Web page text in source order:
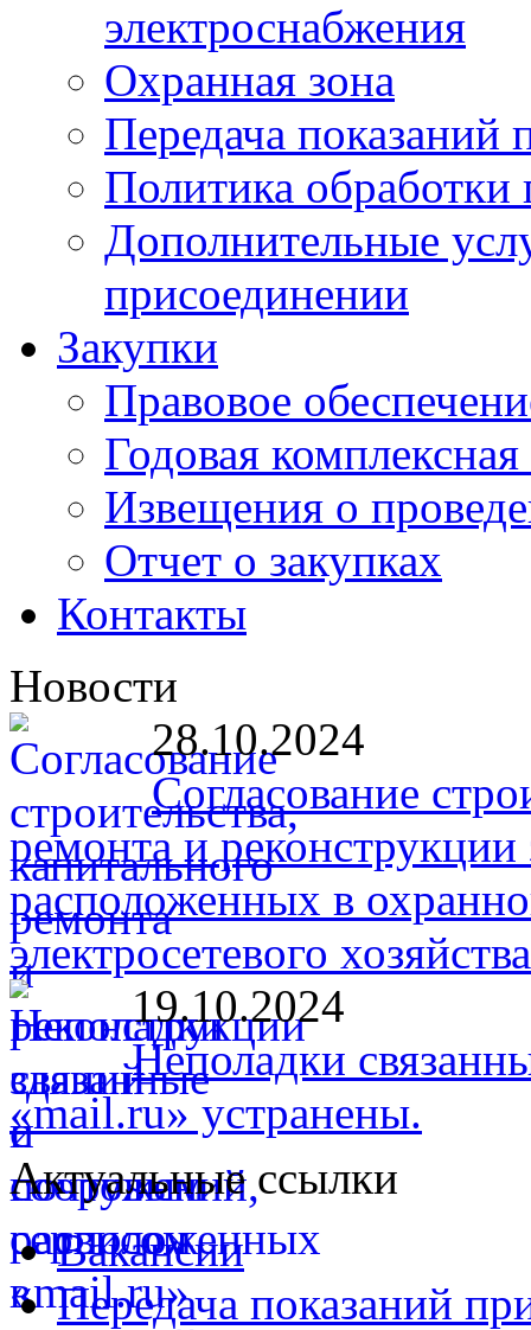
электроснабжения
Охранная зона
Передача показаний
Политика
Дополнительные
присоединении
Закупки
Правовое
Годовая
Извещения о
Отчет о закупках
Контакты
Новости
28.10.2024
Согласование
ремонта и
расположенных в
электросетевого
19.10.2024
Неполадки
«mail.ru» устранены.
Актуальные ссылки
Вакансии
Передача показаний